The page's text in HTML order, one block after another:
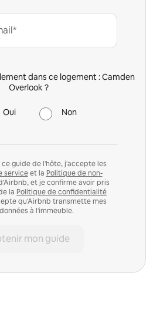
dans ce logement : Camden
Overlook ?
Oui Non
guide de l'hôte, j'accepte les
serviceet la Politique de non-
et je confirme avoir pris
la Politique de confidentialité
qu'Airbnb transmette mes
à l'immeuble.
mon guide